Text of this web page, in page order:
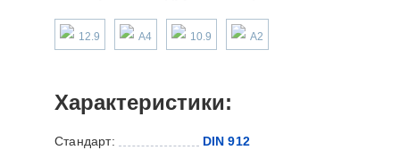
12.9 А4 10.9 А2
Характеристики:
Стандарт: DIN 912